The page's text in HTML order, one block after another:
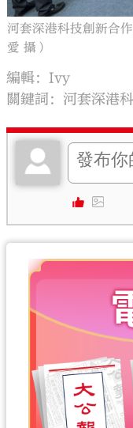
河套深港科技創新合
愛 攝）
編輯：Ivy
關鍵詞： 河套深港